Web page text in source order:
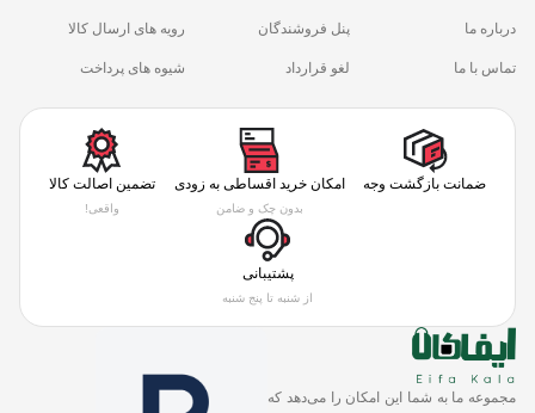
درباره ما
تماس با ما
پنل فروشندگان
لغو قرارداد
رویه های ارسال کالا
شیوه های پرداخت
ضمانت بازگشت وجه امکان خرید اقساطی به زودی
بدون چک و ضامن
تضمین اصالت کالا
واقعی!
پشتیبانی
از شنبه تا پنج شنبه
مجموعه ما به شما این امکان را می‌دهد که